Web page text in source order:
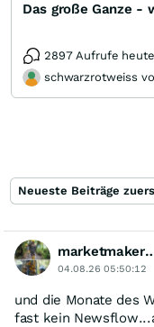
2897 Aufrufe heute
schwarzrotweiss
Neueste Beiträge
04.08.26 05:50:12
und die Monate des
fast kein